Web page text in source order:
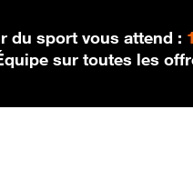
du sport vous attend :
sur toutes les